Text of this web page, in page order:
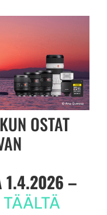
OSTAT
1.4.2026 –
TÄÄLTÄ